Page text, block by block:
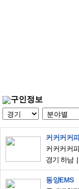
구인정보
커커커커피
경기 하남
동양EMS